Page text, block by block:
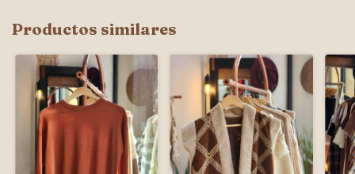
Productos similares